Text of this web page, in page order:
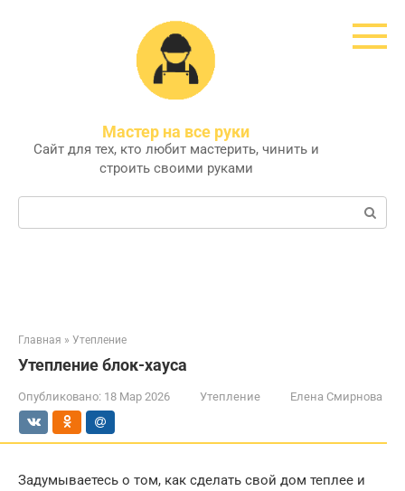
Мастер на все руки
Сайт для тех, кто любит мастерить, чинить и
строить своими руками
Поиск:
Главная » Утепление
Утепление блок-хауса
Опубликовано: 18 Мар 2026 Утепление Елена Смирнова
Задумываетесь о том, как сделать свой дом теплее и